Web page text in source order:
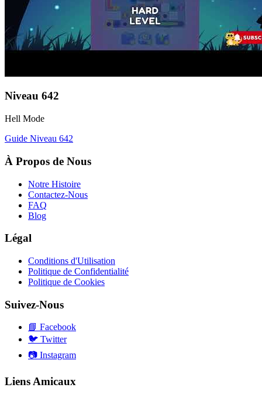
Niveau 642
Hell Mode
Guide Niveau 642
À Propos de Nous
Notre Histoire
Contactez-Nous
FAQ
Blog
Légal
Conditions d'Utilisation
Politique de Confidentialité
Politique de Cookies
Suivez-Nous
📘 Facebook
🐦 Twitter
📷 Instagram
Liens Amicaux